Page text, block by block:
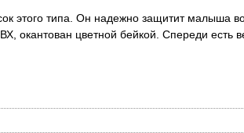
этого типа. Он надежно защитит малыша
окантован цветной бейкой. Спереди есть